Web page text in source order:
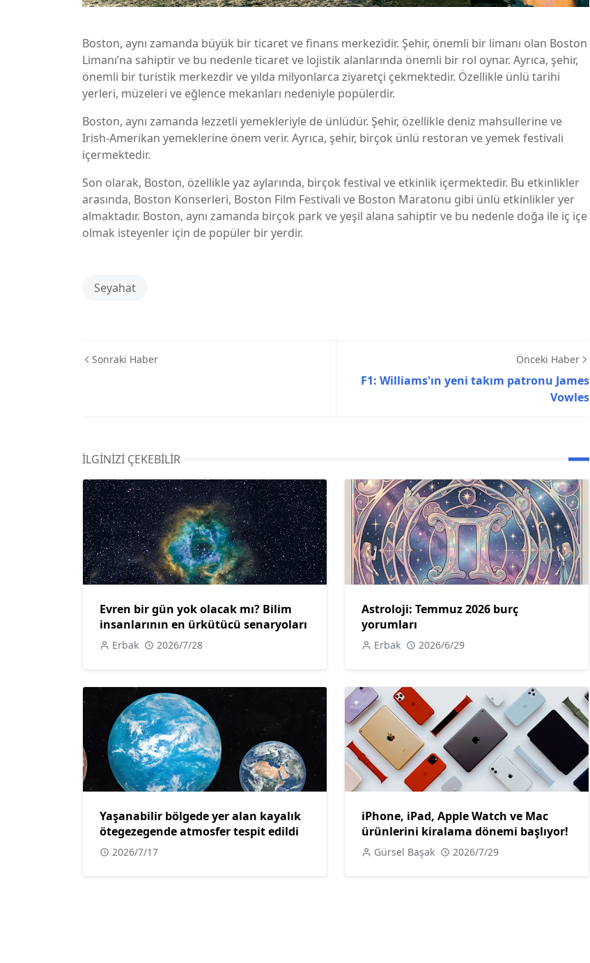
Boston, aynı zamanda büyük bir ticaret ve finans merkezidir. Şehir, önemli bir limanı olan Boston
Limanı’na sahiptir ve bu nedenle ticaret ve lojistik alanlarında önemli bir rol oynar. Ayrıca, şehir,
önemli bir turistik merkezdir ve yılda milyonlarca ziyaretçi çekmektedir. Özellikle ünlü tarihi
yerleri, müzeleri ve eğlence mekanları nedeniyle popülerdir.
Boston, aynı zamanda lezzetli yemekleriyle de ünlüdür. Şehir, özellikle deniz mahsullerine ve
Irish-Amerikan yemeklerine önem verir. Ayrıca, şehir, birçok ünlü restoran ve yemek festivali
içermektedir.
Son olarak, Boston, özellikle yaz aylarında, birçok festival ve etkinlik içermektedir. Bu etkinlikler
arasında, Boston Konserleri, Boston Film Festivali ve Boston Maratonu gibi ünlü etkinlikler yer
almaktadır. Boston, aynı zamanda birçok park ve yeşil alana sahiptir ve bu nedenle doğa ile iç içe
olmak isteyenler için de popüler bir yerdir.
Seyahat
Sonraki Haber Önceki Haber
F1: Williams'ın yeni takım patronu James
Vowles
İLGINIZI ÇEKEBILIR
Evren bir gün yok olacak mı? Bilim
insanlarının en ürkütücü senaryoları
Erbak 2026/7/28
Astroloji: Temmuz 2026 burç
yorumları
Erbak 2026/6/29
Yaşanabilir bölgede yer alan kayalık
ötegezegende atmosfer tespit edildi
2026/7/17
iPhone, iPad, Apple Watch ve Mac
ürünlerini kiralama dönemi başlıyor!
Gürsel Başak 2026/7/29